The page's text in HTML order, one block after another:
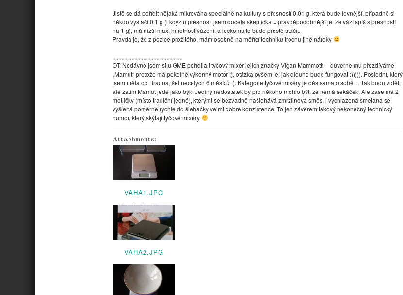
Jistě se dá pořídit nějaká mikrováha speciálně na kultury s přesností 0,01 g, která bude levnější, případně si
někdo vystačí 0,1 g (i když u přesnosti jsem docela skeptická = pravděpodobnější je, že váží spíš s přesností
na 1 g), má nižší max. hmotnost vážení, a leckomu to bude prostě stačit.
Pravda je, že z pozice prožitého, mám osobně na měřící techniku trochu jiné nároky
,,,,,,,,,,,,,,,,,,,,,,,,,,,,,,,,,,,,,,,,,,,,,,,,
OT: Nedávno jsem si u GME pořídila i tyčový mixér jejich značky Vigan Mammoth – důvěrně mu přezdíváme
„Mamut“ protože má pekelně výkonný motor :), otázka ovšem je, jak dlouho bude fungovat :))))). Poslední, který
jsem měla od Brauna, šel necelých 6 měsíců :). Kategorie tyčové mixéry je děs sama o sobě… Tak budu vidět,
ale zatím Mamut jede jako býk. Jediný nedostatek by pro někoho mohlo být, že nemá sekáček. Ale zase má 2
metličky (místo tradiční jedné), kterými se bezvadně našlehává zmrzlinová směs, i vychlazená smetana se
vyšlehá poměrně rychle do šlehačky velmi dobré konzistence. To jen závěrem takový nekonečný technický
humor, který skýtají tyčové mixéry
Attachments:
VAHA1.JPG
VAHA2.JPG